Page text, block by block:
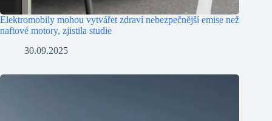
Elektromobily mohou vytvářet zdraví nebezpečnější emise než
naftové motory, zjistila studie
30.09.2025